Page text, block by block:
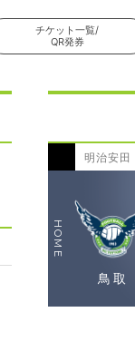
チケット一覧/
QR発券
明治安田
HOME
鳥取